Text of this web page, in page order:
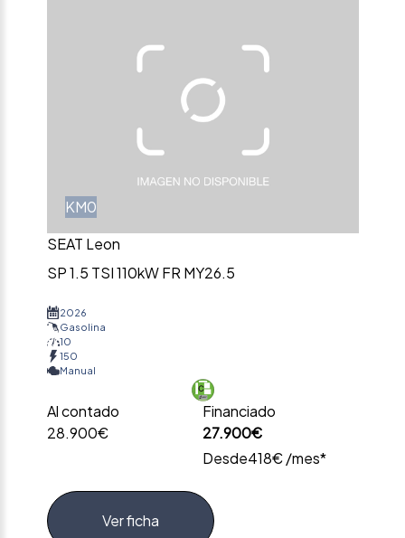
KM0
SEAT Leon
SP 1.5 TSI 110kW FR MY26.5
2026
Gasolina
10
150
Manual
Al contado
28.900€
Financiado
27.900€
Desde418€ /mes*
Ver ficha